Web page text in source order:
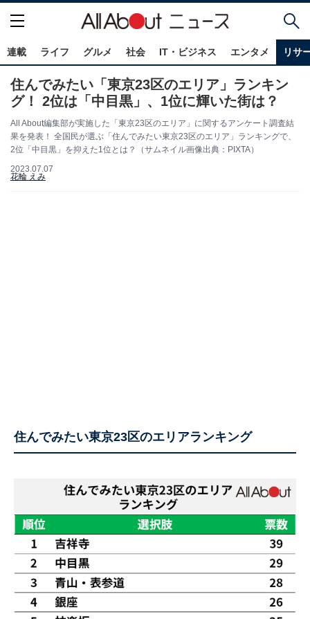
連載 ライフ グルメ 社会 IT・ビジネス エンタメ リサ
住んでみたい「東京23区のエリア」ランキン
グ！ 2位は「中目黒」、1位に輝いた街は？
All About編集部が実施した「東京23区のエリア」に関するアンケート調査結
果を発表！ 全国民が選ぶ「住んでみたい東京23区のエリア」ランキングで、
2位「中目黒」を抑えた1位とは？（サムネイル画像出典：PIXTA）
2023.07.07
花輪 えみ
住んでみたい東京23区のエリアランキング